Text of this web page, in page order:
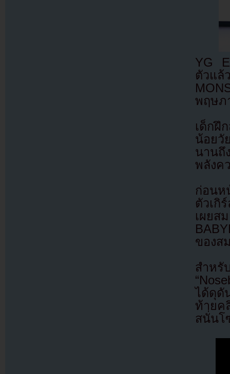
YG
ตัวแ
พฤษภ
เด็กฝึ
น้อยวั
นานถึ
พลังค
ก่อนห
ตัวเกิ
เผยส
ของส
สำหรั
ได้ดุดั
ท้ายค
สนั่นโ